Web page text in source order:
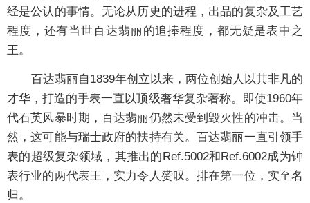
经是公认的事情。无论从历史的进程，出品的复杂及工艺
程度，还有当世百达翡丽的追捧程度，都无疑是表中之
王。
百达翡丽自1839年创立以来，两位创始人以其非凡的
才华，打造的手表一直以顶级奢华复杂著称。即使1960年
代石英风暴时期，百达翡丽仍然未受到毁灭性的冲击。当
然，这可能与瑞士政府的扶持有关。百达翡丽一直引领手
表的超级复杂领域，其推出的Ref.5002和Ref.6002成为钟
表行业的两代表王，实力令人赞叹。排在第一位，实至名
归。